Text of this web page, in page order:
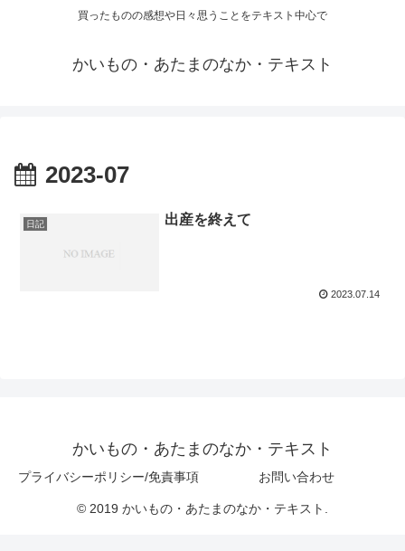
買ったものの感想や日々思うことをテキスト中心で
かいもの・あたまのなか・テキスト
2023-07
日記 出産を終えて
2023.07.14
かいもの・あたまのなか・テキスト
プライバシーポリシー/免責事項 お問い合わせ
© 2019 かいもの・あたまのなか・テキスト.